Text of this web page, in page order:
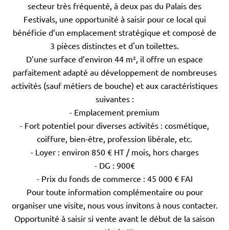
secteur très fréquenté, à deux pas du Palais des
Festivals, une opportunité à saisir pour ce local qui
bénéficie d’un emplacement stratégique et composé de
3 pièces distinctes et d'un toilettes.
D’une surface d’environ 44 m², il offre un espace
parfaitement adapté au développement de nombreuses
activités (sauf métiers de bouche) et aux caractéristiques
suivantes :
- Emplacement premium
- Fort potentiel pour diverses activités : cosmétique,
coiffure, bien-être, profession libérale, etc.
- Loyer : environ 850 € HT / mois, hors charges
- DG : 900€
- Prix du fonds de commerce : 45 000 € FAI
Pour toute information complémentaire ou pour
organiser une visite, nous vous invitons à nous contacter.
Opportunité à saisir si vente avant le début de la saison